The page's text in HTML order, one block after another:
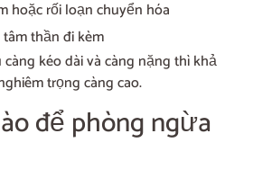
hoặc rối loạn chuyển hóa
thần đi kèm
kéo dài và càng nặng thì khả
trọng càng cao.
để phòng ngừa